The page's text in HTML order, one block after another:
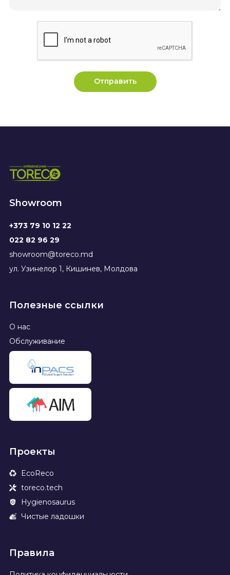
Отправить
Showroom
+373 79 10 12 22
022 82 96 29
showroom@toreco.md
ул. Узинелор 1, Кишинев, Молдова
Полезные ссылки
О нас
Обслуживание
Проекты
EcoReco
toreco.tech
Hygienosaurus
Чистые ладошки
Правила